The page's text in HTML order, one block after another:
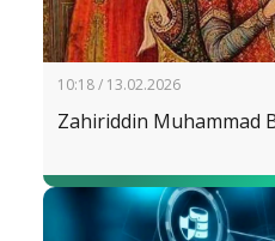
10:18 / 13.02.2026
Zahiriddin Muhammad